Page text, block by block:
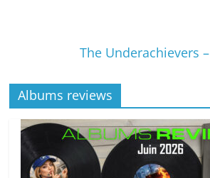
The Underachievers
Albums reviews